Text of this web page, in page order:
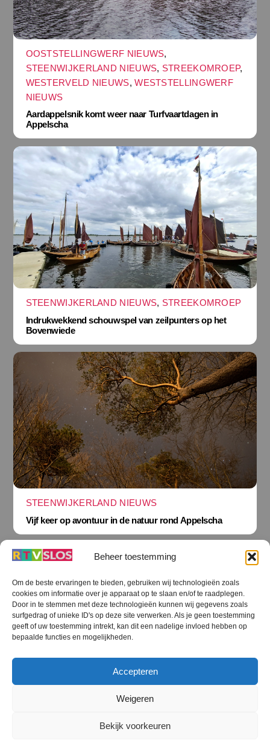
Beheer toestemming
Om de beste ervaringen te bieden, gebruiken wij technologieën zoals
cookies om informatie over je apparaat op te slaan en/of te raadplegen.
Door in te stemmen met deze technologieën kunnen wij gegevens zoals
surfgedrag of unieke ID's op deze site verwerken. Als je geen toestemming
geeft of uw toestemming intrekt, kan dit een nadelige invloed hebben op
bepaalde functies en mogelijkheden.
Accepteren
Weigeren
Bekijk voorkeuren
OOSTSTELLINGWERF NIEUWS,
STEENWIJKERLAND NIEUWS, STREEKOMROEP,
WESTERVELD NIEUWS,WESTSTELLINGWERF
NIEUWS
Aardappelsnik komt weer naar Turfvaartdagen in
Appelscha
STEENWIJKERLAND NIEUWS, STREEKOMROEP
Indrukwekkend schouwspel van zeilpunters op het
Bovenwiede
STEENWIJKERLAND NIEUWS
Vijf keer op avontuur in de natuur rond Appelscha
Terug
naar
boven
RTV SLOS
RTV SLOS ANBI